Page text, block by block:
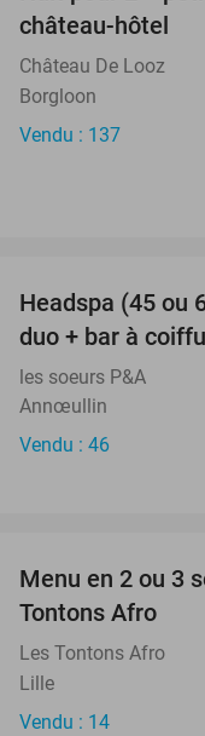
château-hôtel
Château De Looz
Borgloon
Vendu : 137
Headspa (45 ou
duo + bar à
les soeurs P&A
Annœullin
Vendu : 46
Menu en 2 ou 3
Tontons Afro
Les Tontons Afro
Lille
Vendu : 14